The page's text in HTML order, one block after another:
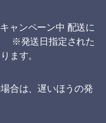
ンペーン中 配送に
送日指定された
ます。
合は、遅いほうの発